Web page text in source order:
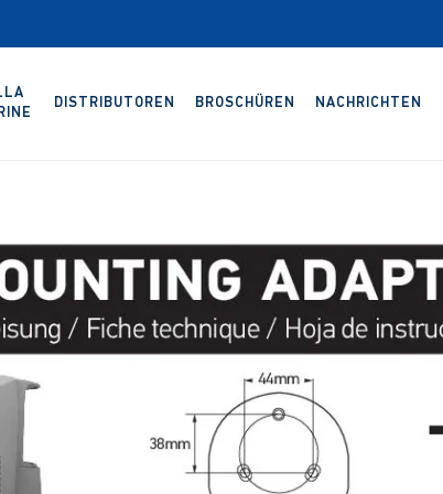
DISTRIBUTOREN BROSCHÜREN NACHRICHTEN